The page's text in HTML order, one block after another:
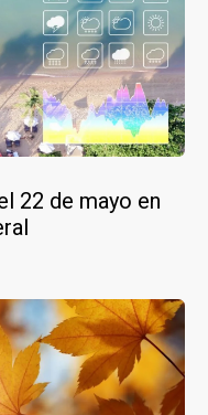
22 de mayo en